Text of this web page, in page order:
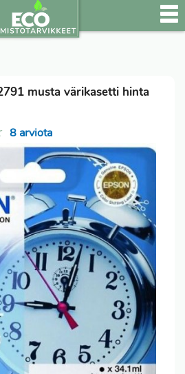
musta värikasetti hinta
8 arviota